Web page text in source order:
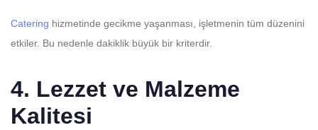
Catering hizmetinde gecikme yaşanması, işletmenin tüm düzenini
etkiler. Bu nedenle dakiklik büyük bir kriterdir.
4. Lezzet ve Malzeme
Kalitesi